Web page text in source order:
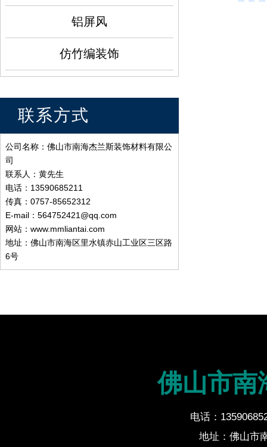
铝屏风
仿竹编装饰
联系方式
公司名称：佛山市南海杰兰斯装饰材料有限公
司
联系人：黄先生
电话：13590685211
传真：0757-85652312
E-mail：564752421@qq.com
网站：www.mmliantai.com
地址：佛山市南海区里水镇赤山工业区三区路
6号
佛山市南
电话：
地址：佛山市